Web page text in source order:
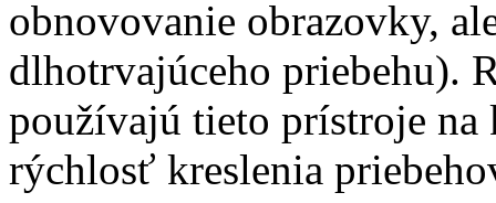
obnovovanie obrazovky,
dlhotrvajúceho priebehu).
používajú tieto prístroje
rýchlosť kreslenia